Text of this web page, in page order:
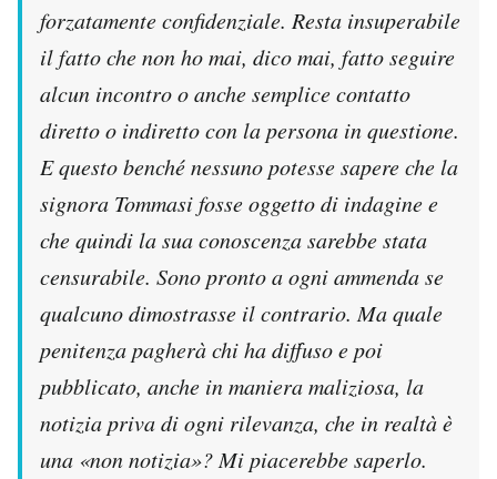
forzatamente confidenziale. Resta insuperabile
il fatto che non ho mai, dico mai, fatto seguire
alcun incontro o anche semplice contatto
diretto o indiretto con la persona in questione.
E questo benché nessuno potesse sapere che la
signora Tommasi fosse oggetto di indagine e
che quindi la sua conoscenza sarebbe stata
censurabile. Sono pronto a ogni ammenda se
qualcuno dimostrasse il contrario. Ma quale
penitenza pagherà chi ha diffuso e poi
pubblicato, anche in maniera maliziosa, la
notizia priva di ogni rilevanza, che in realtà è
una «non notizia»? Mi piacerebbe saperlo.